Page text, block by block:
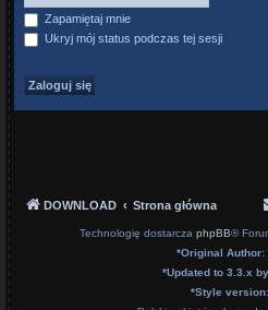
Zapamiętaj mnie
Ukryj mój status podczas tej sesji
DOWNLOAD Strona główna
Technologię dostarcza phpBB®
*Original Author:
*Updated to 3.3.x by
*Style